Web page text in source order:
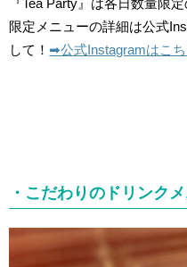
『Tea Party 』は各日数量限
限定メニューの詳細は公式
して！➡︎公式Instagramはこち
・こだわりのドリンク